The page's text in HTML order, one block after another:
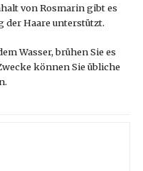
von Rosmarin gibt es
der Haare unterstützt.
Wasser, brühen Sie es
können Sie übliche